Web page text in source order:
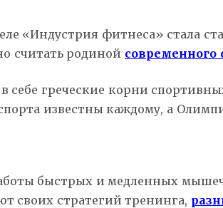
«Индустрия фитнеса» стала
считать родиной современного
греческие корни
известны каждому, а
быстрых и медленных
своих стратегий тренинга,